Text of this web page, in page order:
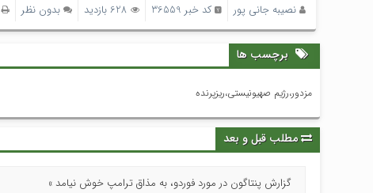
نصیبه جانی پور کد خبر 36559 بدون نظر
برچسب ها
مزدور،رژیم صهیونیستی،ریزپرنده
مطلب قبل و بعد
گزارش پنتاگون در مورد فوردو، به مذاق ترامپ خوش نیامد »